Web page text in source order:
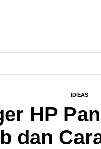
IDEAS
HP
dan